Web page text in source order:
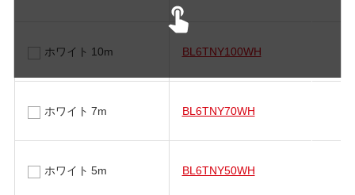
ホワイト 10m BL6TNY100WH
ホワイト 7m BL6TNY70WH
ホワイト 5m BL6TNY50WH